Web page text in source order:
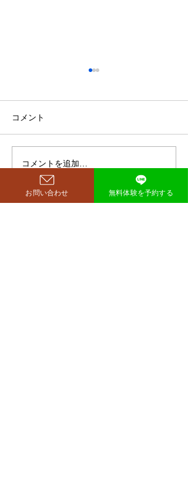
空気階段・鈴木もぐらさん
重123キロから85キロへ、マ
イナス38キロのダイエットに
成功したと話題になっていま
す。 その劇的な変化にオード
リー・若林正恭さんも驚きを
コメント
コメントを追加…
お問い合わせ 無料体験を予約する